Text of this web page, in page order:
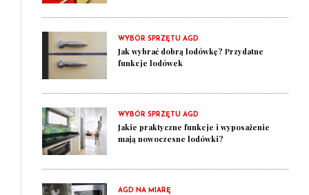
WYBÓR SPRZĘTU AGD
Jak wybrać dobrą lodówkę? Przydatne
funkcje lodówek
WYBÓR SPRZĘTU AGD
Jakie praktyczne funkcje i wyposażenie
mają nowoczesne lodówki?
AGD NA MIARĘ